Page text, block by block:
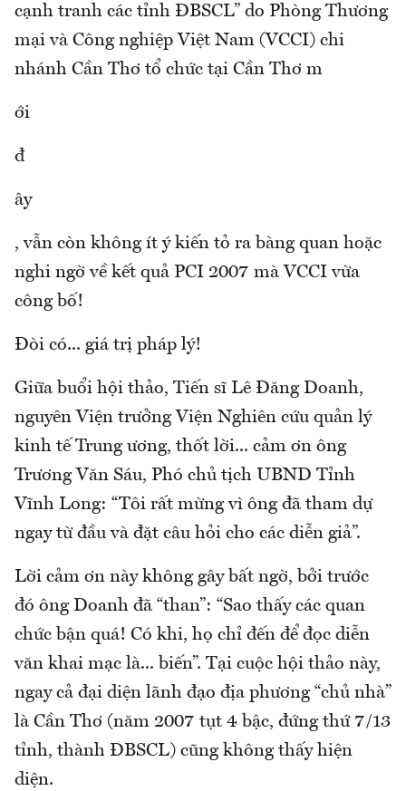
cạnh tranh các tỉnh ĐBSCL” do Phòng Thương
mại và Công nghiệp Việt Nam (VCCI) chi
nhánh Cần Thơ tổ chức tại Cần Thơ m
ới
đ
ây
, vẫn còn không ít ý kiến tỏ ra bàng quan hoặc
nghi ngờ về kết quả PCI 2007 mà VCCI vừa
công bố!
Đòi có... giá trị pháp lý!
Giữa buổi hội thảo, Tiến sĩ Lê Đăng Doanh,
nguyên Viện trưởng Viện Nghiên cứu quản lý
kinh tế Trung ương, thốt lời... cảm ơn ông
Trương Văn Sáu, Phó chủ tịch UBND Tỉnh
Vĩnh Long: “Tôi rất mừng vì ông đã tham dự
ngay từ đầu và đặt câu hỏi cho các diễn giả”.
Lời cảm ơn này không gây bất ngờ, bởi trước
đó ông Doanh đã “than”: “Sao thấy các quan
chức bận quá! Có khi, họ chỉ đến để đọc diễn
văn khai mạc là... biến”. Tại cuộc hội thảo này,
ngay cả đại diện lãnh đạo địa phương “chủ nhà”
là Cần Thơ (năm 2007 tụt 4 bậc, đứng thứ 7/13
tỉnh, thành ĐBSCL) cũng không thấy hiện
diện.